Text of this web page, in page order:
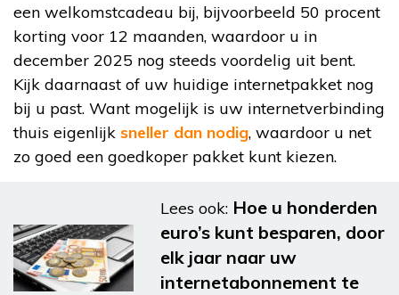
een welkomstcadeau bij, bijvoorbeeld 50 procent
korting voor 12 maanden, waardoor u in
december 2025 nog steeds voordelig uit bent.
Kijk daarnaast of uw huidige internetpakket nog
bij u past. Want mogelijk is uw internetverbinding
thuis eigenlijk sneller dan nodig, waardoor u net
zo goed een goedkoper pakket kunt kiezen.
Lees ook: Hoe u honderden
euro’s kunt besparen, door
elk jaar naar uw
internetabonnement te